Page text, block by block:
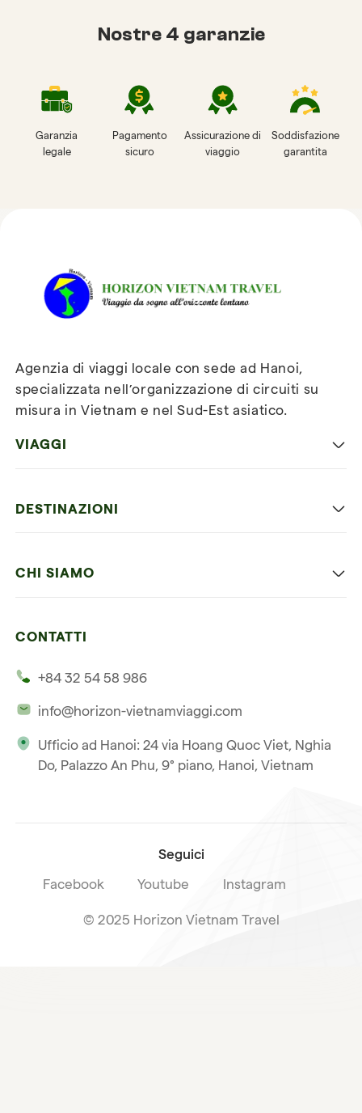
Nostre 4 garanzie
Garanzia
legale
Pagamento
sicuro
Assicurazione di
viaggio
Soddisfazione
garantita
Vietnam Travel
Iscriviti alla nostra
Agenzia di viaggi locale con sede ad Hanoi,
specializzata nell’organizzazione di circuiti su
misura in Vietnam e nel Sud-Est asiatico.
VIAGGI
Vietnam e Cambogia
DESTINAZIONI
CHI SIAMO
La nostra licenza internazionale
CONTATTI
+84 32 54 58 986
info@horizon-vietnamviaggi.com
Ufficio ad Hanoi: 24 via Hoang Quoc Viet, Nghia
Do, Palazzo An Phu, 9° piano, Hanoi, Vietnam
Seguici
Facebook Youtube Instagram
© 2025 Horizon Vietnam Travel